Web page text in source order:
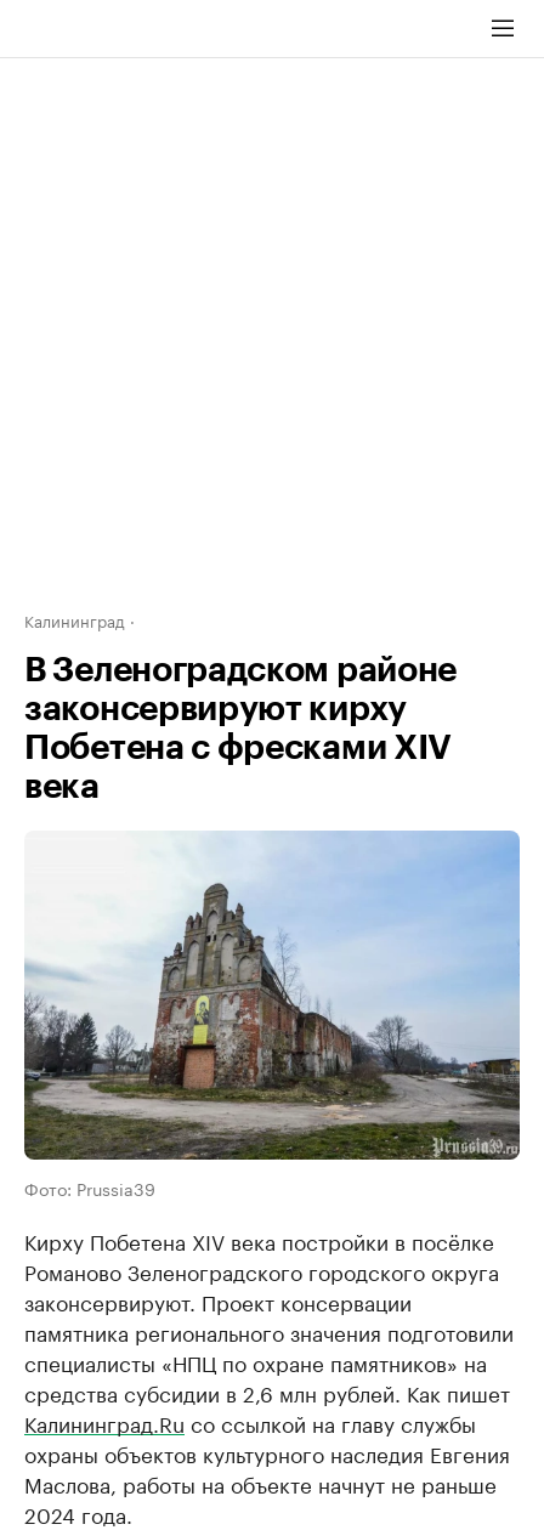
Калининград
В Зеленоградском районе
законсервируют кирху
Побетена с фресками XIV
века
Фото: Prussia39
Кирху Побетена XIV века постройки в посёлке
Романово Зеленоградского городского округа
законсервируют. Проект консервации
памятника регионального значения подготовили
специалисты «НПЦ по охране памятников» на
средства субсидии в 2,6 млн рублей. Как пишет
Калининград.Ru со ссылкой на главу службы
охраны объектов культурного наследия Евгения
Маслова, работы на объекте начнут не раньше
2024 года.